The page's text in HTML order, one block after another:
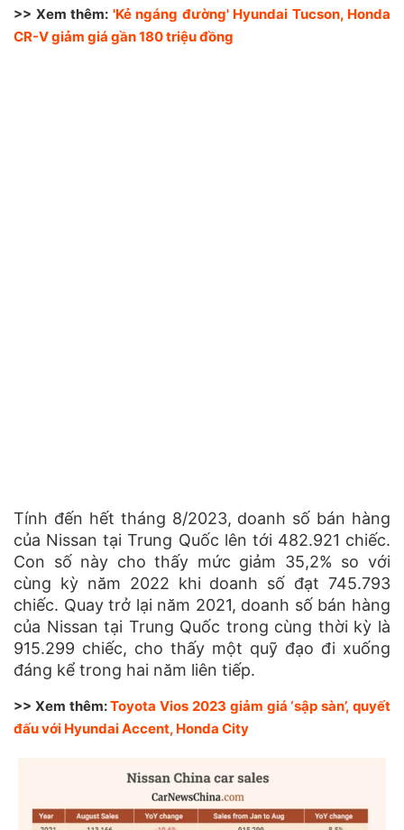
>> Xem thêm: 'Kẻ ngáng đường' Hyundai Tucson, Honda
CR-V giảm giá gần 180 triệu đồng
Tính đến hết tháng 8/2023, doanh số bán hàng
của Nissan tại Trung Quốc lên tới 482.921 chiếc.
Con số này cho thấy mức giảm 35,2% so với
cùng kỳ năm 2022 khi doanh số đạt 745.793
chiếc. Quay trở lại năm 2021, doanh số bán hàng
của Nissan tại Trung Quốc trong cùng thời kỳ là
915.299 chiếc, cho thấy một quỹ đạo đi xuống
đáng kể trong hai năm liên tiếp.
>> Xem thêm:Toyota Vios 2023 giảm giá ‘sập sàn’, quyết
đấu với Hyundai Accent, Honda City